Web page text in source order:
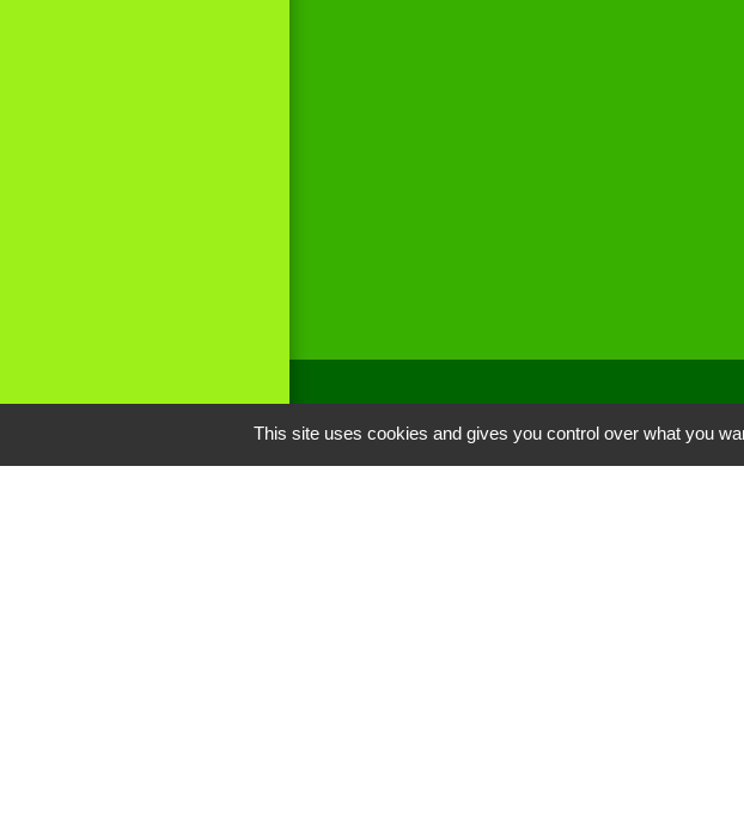
Liens
This site uses cookies and gives you control over what you